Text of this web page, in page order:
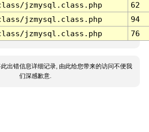
jzmysql.class.php
62
jzmysql.class.php
94
jzmysql.class.php 76
此出错信息详细记录, 由此给您带来的访问不便我
们深感歉意.